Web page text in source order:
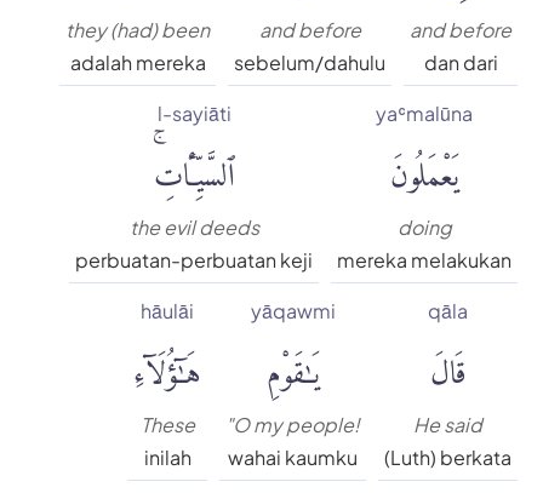
and before
dan dari
and before
sebelum/dahulu
they (had) been
adalah mereka
yaʿmalūna
يَعْمَلُونَ
doing
mereka melakukan
l-sayiāti
ٱلسَّيِّـَٔاتِۚ
the evil deeds
perbuatan-perbuatan keji
qāla
قَالَ
He said
(Luth) berkata
yāqawmi
يَٰقَوْمِ
"O my people!
wahai kaumku
hāulāi
هَٰٓؤُلَآءِ
These
inilah